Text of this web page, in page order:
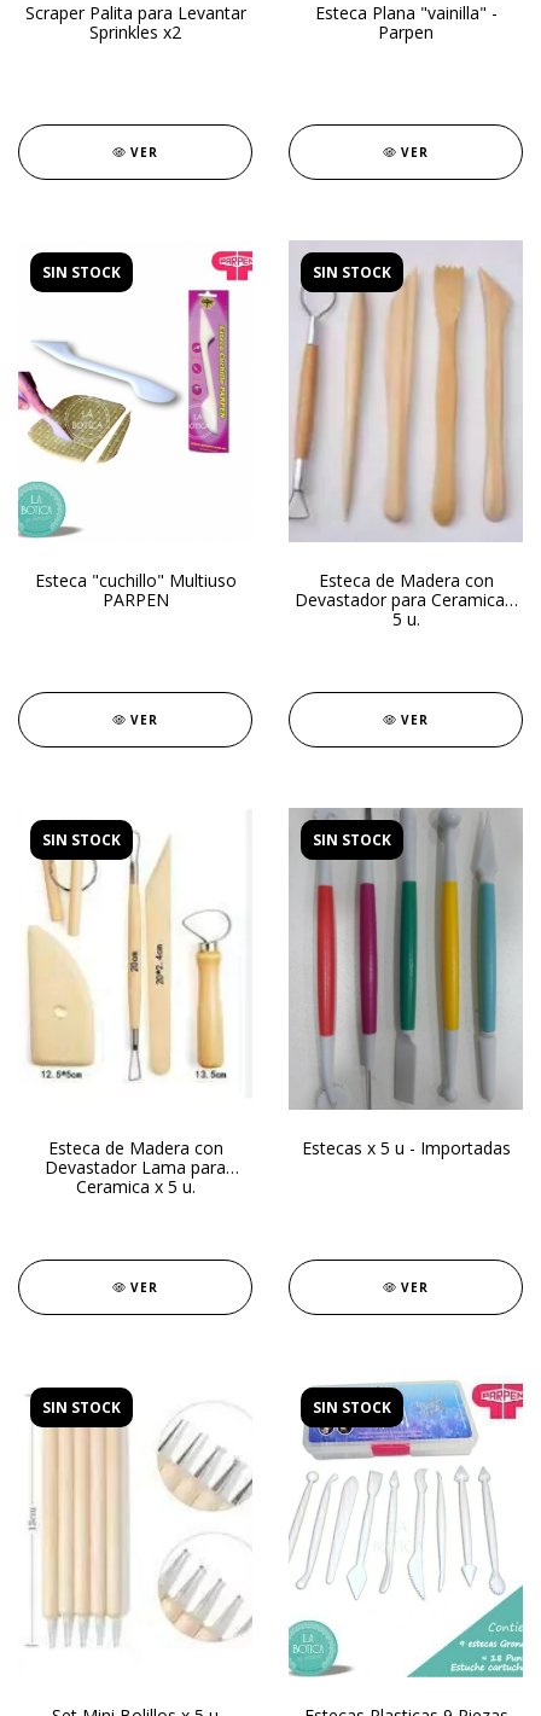
Scraper Palita para Levantar
Sprinkles x2
VER
Esteca Plana "vainilla" -
Parpen
VER
SIN STOCK
Esteca "cuchillo" Multiuso
PARPEN
VER
SIN STOCK
Esteca de Madera con
Devastador para Ceramica x
5 u.
VER
SIN STOCK
Esteca de Madera con
Devastador Lama para
Ceramica x 5 u.
VER
SIN STOCK
Estecas x 5 u - Importadas
VER
SIN STOCK SIN STOCK